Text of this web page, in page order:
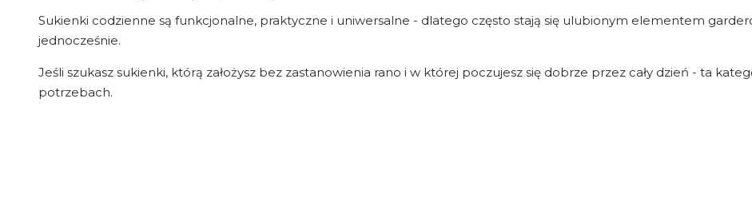
Sukienki codzienne są funkcjonalne, praktyczne i uniwersalne - dlatego często stają się ulubionym elementem
jednocześnie.
Jeśli szukasz sukienki, którą założysz bez zastanowienia rano i w której poczujesz się dobrze przez cały dzień - ta
potrzebach.